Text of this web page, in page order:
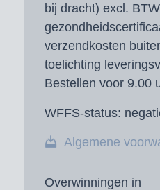
bij dracht) excl.
verzendkosten
toelichting
Bestellen voor 9.00
WFFS-status:
Algemene
Overwinningen in